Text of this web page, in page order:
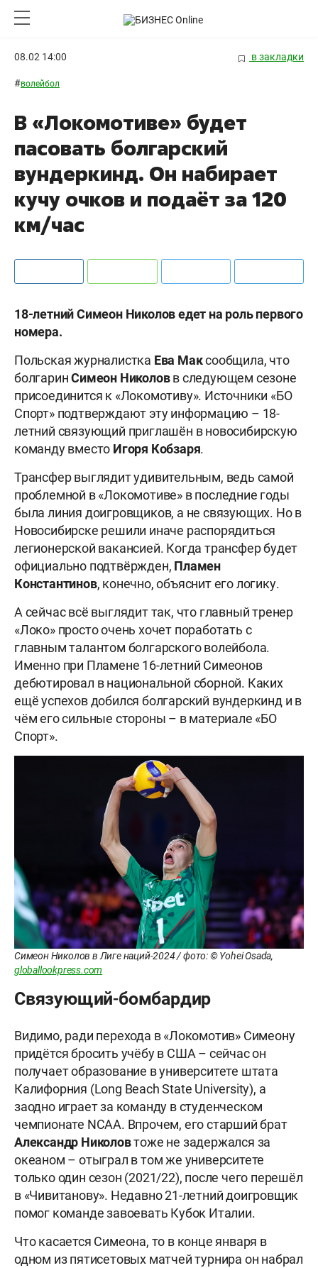
08.02 14:00 в закладки
#волейбол
В «Локомотиве» будет
пасовать болгарский
вундеркинд. Он набирает
кучу очков и подаёт за 120
км/час
18-летний Симеон Николов едет на роль первого
номера.
Польская журналистка Ева Максообщила, что
болгаринСимеон Николовв следующем сезоне
присоединится к «Локомотиву». Источники «БО
Спорт» подтверждают эту информацию – 18-
летний связующий приглашён в новосибирскую
команду вместо Игоря Кобзаря.
Трансфер выглядит удивительным, ведь самой
проблемной в «Локомотиве» в последние годы
была линия доигровщиков, а не связующих. Но в
Новосибирске решили иначе распорядиться
легионерской вакансией. Когда трансфер будет
официально подтвёржден, Пламен
Константинов, конечно, объяснит его логику.
А сейчас всё выглядит так, что главный тренер
«Локо» просто очень хочет поработать с
главным талантом болгарского волейбола.
Именно при Пламене 16-летний Симеонов
дебютировал в национальной сборной. Каких
ещё успехов добился болгарский вундеркинд и в
чём его сильные стороны – в материале «БО
Спорт».
Симеон Николов в Лиге наций-2024 / фото: © Yohei Osada,
globallookpress.com
Связующий-бомбардир
Видимо, ради перехода в «Локомотив» Симеону
придётся бросить учёбу в США – сейчас он
получает образование в университете штата
Калифорния (Long Beach State University), а
заодно играет за команду в студенческом
чемпионате NCAA. Впрочем, его старший брат
Александр Николовтоже не задержался за
океаном – отыграл в том же университете
только один сезон (2021/22), после чего перешёл
в «Чивитанову». Недавно 21-летний доигровщик
помог команде завоевать Кубок Италии.
Что касается Симеона, то в конце января в
одном из пятисетовых матчей турнира он набрал